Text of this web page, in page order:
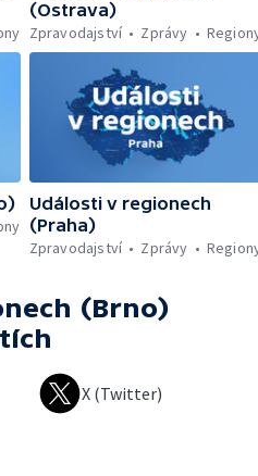
(Ostrava)
Zpravodajství
Zprávy
Události v regionech
(Praha)
Zpravodajství
Zprávy
(Brno)
X (Twitter)